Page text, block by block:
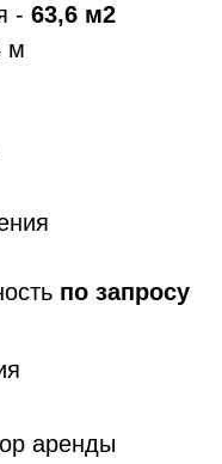
- 63,6 м2
м
по запросу
аренды